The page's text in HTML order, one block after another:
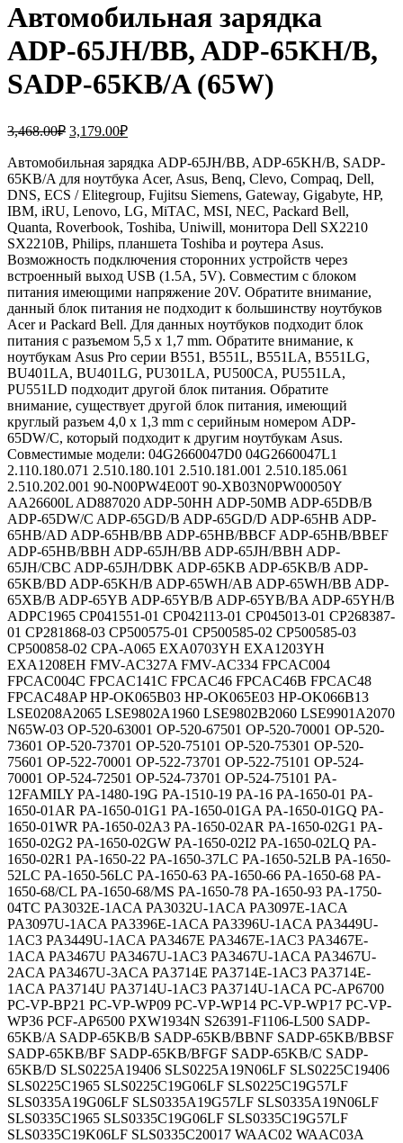
Автомобильная зарядка
ADP-65JH/BB, ADP-65KH/B,
SADP-65KB/A (65W)
3,468.00₽ Первоначальная
составляла
3,468.00₽.
3,179.00₽Текущая
3,179.00₽.
Автомобильная зарядка ADP-65JH/BB, ADP-65KH/B, SADP-
65KB/A для ноутбука Acer, Asus, Benq, Clevo, Compaq, Dell,
DNS, ECS / Elitegroup, Fujitsu Siemens, Gateway, Gigabyte, HP,
IBM, iRU, Lenovo, LG, MiTAC, MSI, NEC, Packard Bell,
Quanta, Roverbook, Toshiba, Uniwill, монитора Dell SX2210
SX2210B, Philips, планшета Toshiba и роутера Asus.
Возможность подключения сторонних устройств через
встроенный выход USB (1.5A, 5V). Совместим с блоком
питания имеющими напряжение 20V. Обратите внимание,
данный блок питания не подходит к большинству ноутбуков
Acer и Packard Bell. Для данных ноутбуков подходит блок
питания с разъемом 5,5 x 1,7 mm. Обратите внимание, к
ноутбукам Asus Pro серии B551, B551L, B551LA, B551LG,
BU401LA, BU401LG, PU301LA, PU500CA, PU551LA,
PU551LD подходит другой блок питания. Обратите
внимание, существует другой блок питания, имеющий
круглый разъем 4,0 x 1,3 mm с серийным номером ADP-
65DW/C, который подходит к другим ноутбукам Asus.
Совместимые модели: 04G2660047D0 04G2660047L1
2.110.180.071 2.510.180.101 2.510.181.001 2.510.185.061
2.510.202.001 90-N00PW4E00T 90-XB03N0PW00050Y
AA26600L AD887020 ADP-50HH ADP-50MB ADP-65DB/B
ADP-65DW/C ADP-65GD/B ADP-65GD/D ADP-65HB ADP-
65HB/AD ADP-65HB/BB ADP-65HB/BBCF ADP-65HB/BBEF
ADP-65HB/BBH ADP-65JH/BB ADP-65JH/BBH ADP-
65JH/CBC ADP-65JH/DBK ADP-65KB ADP-65KB/B ADP-
65KB/BD ADP-65KH/B ADP-65WH/AB ADP-65WH/BB ADP-
65XB/B ADP-65YB ADP-65YB/B ADP-65YB/BA ADP-65YH/B
ADPC1965 CP041551-01 CP042113-01 CP045013-01 CP268387-
01 CP281868-03 CP500575-01 CP500585-02 CP500585-03
CP500858-02 CPA-A065 EXA0703YH EXA1203YH
EXA1208EH FMV-AC327A FMV-AC334 FPCAC004
FPCAC004C FPCAC141C FPCAC46 FPCAC46B FPCAC48
FPCAC48AP HP-OK065B03 HP-OK065E03 HP-OK066B13
LSE0208A2065 LSE9802A1960 LSE9802B2060 LSE9901A2070
N65W-03 OP-520-63001 OP-520-67501 OP-520-70001 OP-520-
73601 OP-520-73701 OP-520-75101 OP-520-75301 OP-520-
75601 OP-522-70001 OP-522-73701 OP-522-75101 OP-524-
70001 OP-524-72501 OP-524-73701 OP-524-75101 PA-
12FAMILY PA-1480-19G PA-1510-19 PA-16 PA-1650-01 PA-
1650-01AR PA-1650-01G1 PA-1650-01GA PA-1650-01GQ PA-
1650-01WR PA-1650-02A3 PA-1650-02AR PA-1650-02G1 PA-
1650-02G2 PA-1650-02GW PA-1650-02I2 PA-1650-02LQ PA-
1650-02R1 PA-1650-22 PA-1650-37LC PA-1650-52LB PA-1650-
52LC PA-1650-56LC PA-1650-63 PA-1650-66 PA-1650-68 PA-
1650-68/CL PA-1650-68/MS PA-1650-78 PA-1650-93 PA-1750-
04TC PA3032E-1ACA PA3032U-1ACA PA3097E-1ACA
PA3097U-1ACA PA3396E-1ACA PA3396U-1ACA PA3449U-
1AC3 PA3449U-1ACA PA3467E PA3467E-1AC3 PA3467E-
1ACA PA3467U PA3467U-1AC3 PA3467U-1ACA PA3467U-
2ACA PA3467U-3ACA PA3714E PA3714E-1AC3 PA3714E-
1ACA PA3714U PA3714U-1AC3 PA3714U-1ACA PC-AP6700
PC-VP-BP21 PC-VP-WP09 PC-VP-WP14 PC-VP-WP17 PC-VP-
WP36 PCF-AP6500 PXW1934N S26391-F1106-L500 SADP-
65KB/A SADP-65KB/B SADP-65KB/BBNF SADP-65KB/BBSF
SADP-65KB/BF SADP-65KB/BFGF SADP-65KB/C SADP-
65KB/D SLS0225A19406 SLS0225A19N06LF SLS0225C19406
SLS0225C1965 SLS0225C19G06LF SLS0225C19G57LF
SLS0335A19G06LF SLS0335A19G57LF SLS0335A19N06LF
SLS0335C1965 SLS0335C19G06LF SLS0335C19G57LF
SLS0335C19K06LF SLS0335C20017 WAAC02 WAAC03A